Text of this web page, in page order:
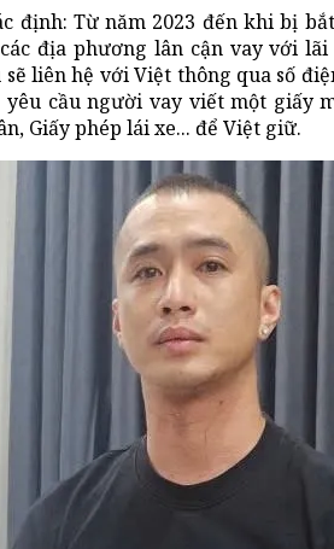
định: Từ năm 2023 đến khi bị
địa phương lân cận vay với
liên hệ với Việt thông qua số
yêu cầu người vay viết một giấy
Giấy phép lái xe... để Việt giữ.